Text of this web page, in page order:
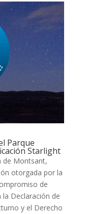
Parque
Starlight
de Montsant,
otorgada por la
de
Declaración de
y el Derecho